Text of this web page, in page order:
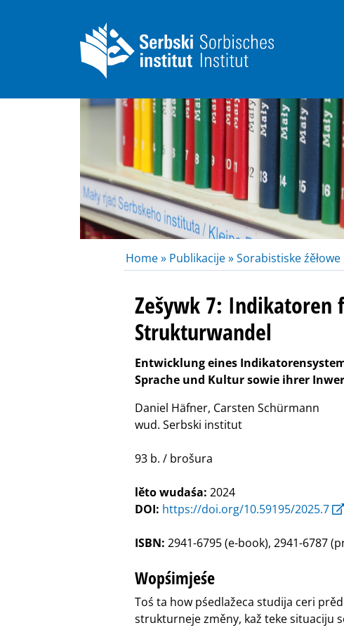
Home » Publikacije »Sorabistiske
Zešywk 7: Indikatoren
Strukturwandel
Entwicklung eines
Sprache und Kultur sowie ihrer
Daniel Häfner, Carsten Schürmann
wud. Serbski institut
93 b. / brošura
lěto wudaśa: 2024
DOI: https://doi.org/10.59195/2025.7
ISBN: 2941-6795 (e-book), 2941-6787
Wopśimjeśe
Toś ta how pśedlažeca studija ceri
strukturneje změny, kaž teke situaciju